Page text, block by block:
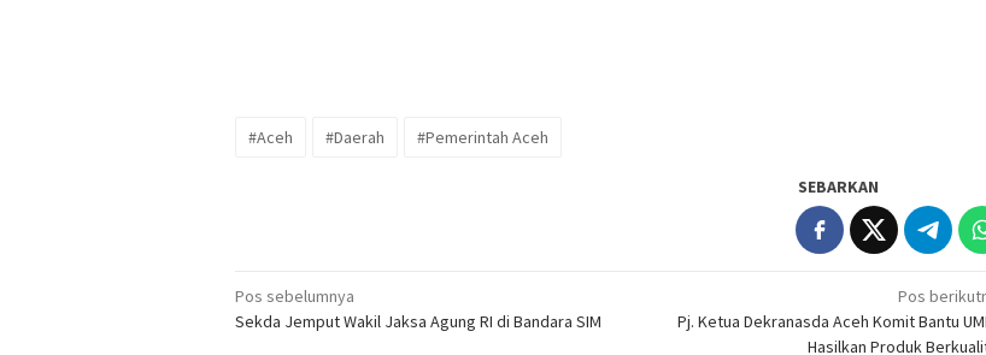
#Aceh #Daerah #Pemerintah Aceh
SEBARKAN
Navigasi
pos
Pos sebelumnya
Sekda Jemput Wakil Jaksa Agung RI di Bandara SIM
Pos
Pj. Ketua Dekranasda Aceh Komit Bantu
Hasilkan Produk